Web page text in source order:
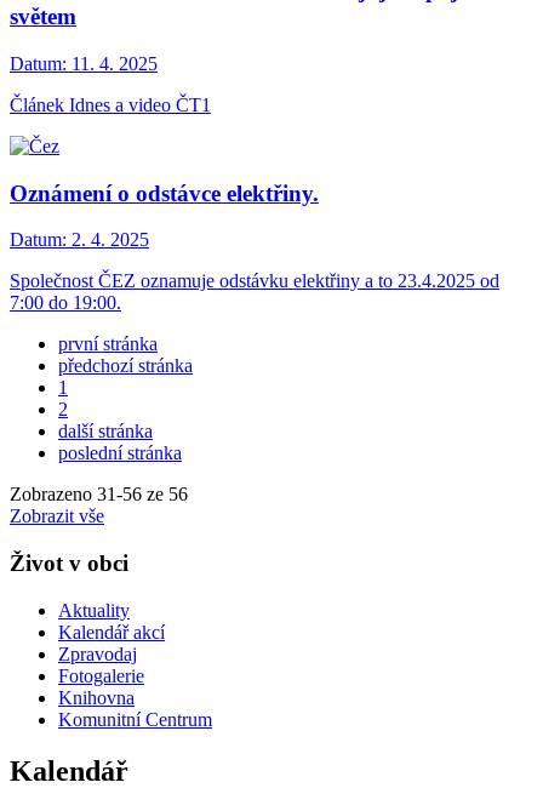
světem
Datum: 11. 4. 2025
Článek Idnes a video ČT1
Oznámení o odstávce elektřiny.
Datum: 2. 4. 2025
Společnost ČEZ oznamuje odstávku elektřiny a to 23.4.2025 od
7:00 do 19:00.
první stránka
předchozí stránka
1
2
další stránka
poslední stránka
Zobrazeno 31-56 ze 56
Zobrazit vše
Život v obci
Aktuality
Kalendář akcí
Zpravodaj
Fotogalerie
Knihovna
Komunitní Centrum
Kalendář